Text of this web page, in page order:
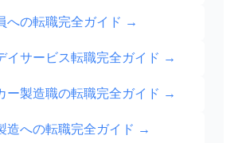
への転職完全ガイド →
イサービス転職完全ガイド →
ー製造職の転職完全ガイド →
造への転職完全ガイド →